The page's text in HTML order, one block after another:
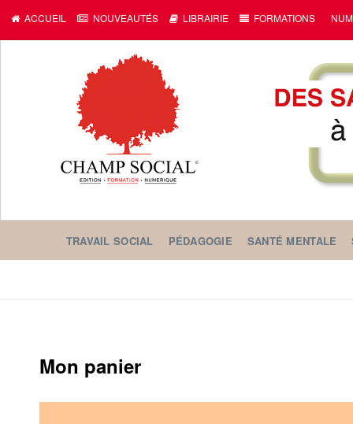
ACCUEIL NOUVEAUTÉS LIBRAIRIE FORMATIONS
TRAVAIL SOCIAL PÉDAGOGIE SANTÉ MENTALE
Mon panier